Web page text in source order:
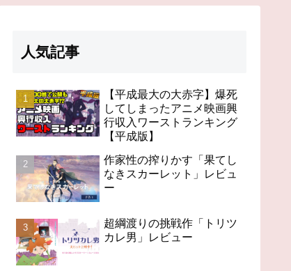
98分の無感動「未来のミ
ライ」レビュー
オタクが選ぶ！？日本の
アニメの歴史を変えたス
ゴいアニメ１４
人気記事
【平成最大の大赤字】爆死
してしまったアニメ映画興
行収入ワーストランキング
【平成版】
作家性の搾りかす「果てし
なきスカーレット」レビュ
ー
超綱渡りの挑戦作「トリツ
カレ男」レビュー